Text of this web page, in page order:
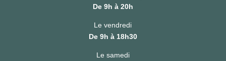
De 9h à 20h
Le vendredi
De 9h à 18h30
Le samedi